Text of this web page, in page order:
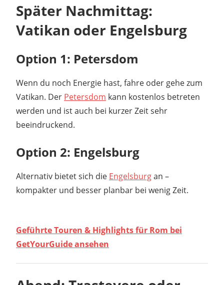
Später Nachmittag:
Vatikan oder Engelsburg
Option 1: Petersdom
Wenn du noch Energie hast, fahre oder gehe zum
Vatikan. Der Petersdom kann kostenlos betreten
werden und ist auch bei kurzer Zeit sehr
beeindruckend.
Option 2: Engelsburg
Alternativ bietet sich die Engelsburgan –
kompakter und besser planbar bei wenig Zeit.
Geführte Touren & Highlights für Rom bei
GetYourGuide ansehen